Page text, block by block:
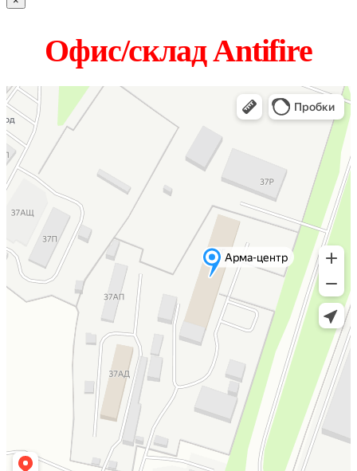
Офис/склад Antifire